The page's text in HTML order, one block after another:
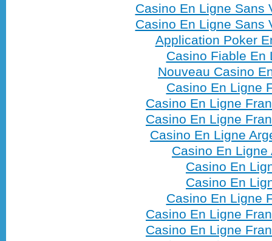
Casino En Ligne Sans
Casino En Ligne Sans
Application Poker
Casino Fiable En
Nouveau Casino
Casino En Ligne
Casino En Ligne
Casino En Ligne
Casino En Ligne
Casino En Ligne
Casino En
Casino En
Casino En Ligne
Casino En Ligne
Casino En Ligne